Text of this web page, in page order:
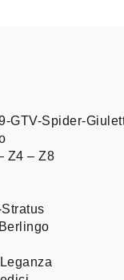
GTV-Spider-
Z4 – Z8